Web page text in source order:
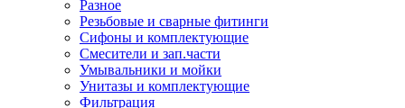
Разное
Резьбовые и сварные фитинги
Сифоны и комплектующие
Смесители и зап.части
Умывальники и мойки
Унитазы и комплектующие
Фильтрация